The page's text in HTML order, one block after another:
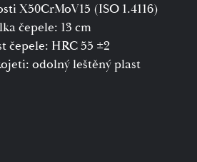
X50CrMoV15 (ISO 1.4116)
čepele: 13 cm
čepele: HRC 55 ±2
odolný leštěný plast